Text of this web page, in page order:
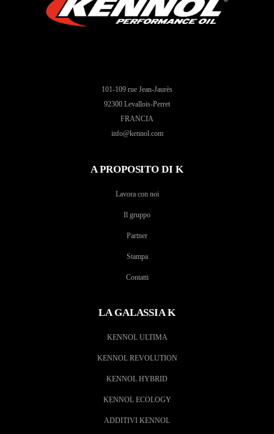
101-109 rue Jean-Jaurès
92300 Levallois-Perret
FRANCIA
info@kennol.com
A PROPOSITO DI K
Lavora con noi
Il gruppo
Partner
Stampa
Contatti
LA GALASSIA K
KENNOL ULTIMA
KENNOL REVOLUTION
KENNOL HYBRID
KENNOL ECOLOGY
ADDITIVI KENNOL